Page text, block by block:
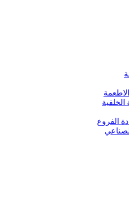
الخلفية
الفروع